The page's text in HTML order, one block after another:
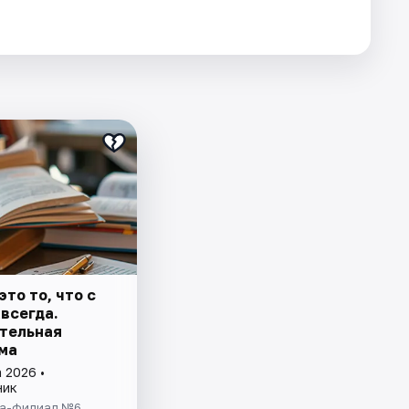
то, что с
2026 •